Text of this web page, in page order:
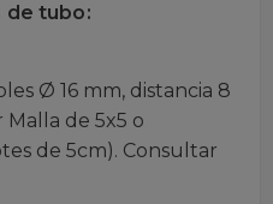
de tubo:
Ø 16 mm, distancia 8
Malla de 5x5 o
de 5cm). Consultar